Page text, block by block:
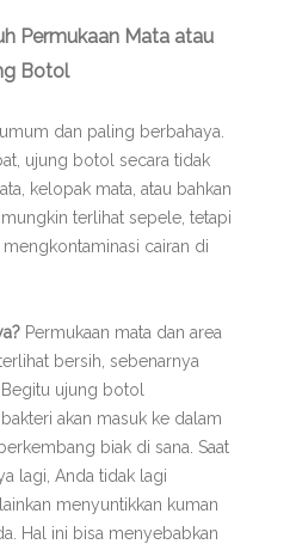
Permukaan Mata atau
Botol
dan paling berbahaya.
ujung botol secara tidak
kelopak mata, atau bahkan
terlihat sepele, tetapi
cairan di
Permukaan mata dan area
bersih, sebenarnya
ujung botol
akan masuk ke dalam
biak di sana. Saat
lagi, Anda tidak lagi
menyuntikkan kuman
Hal ini bisa menyebabkan